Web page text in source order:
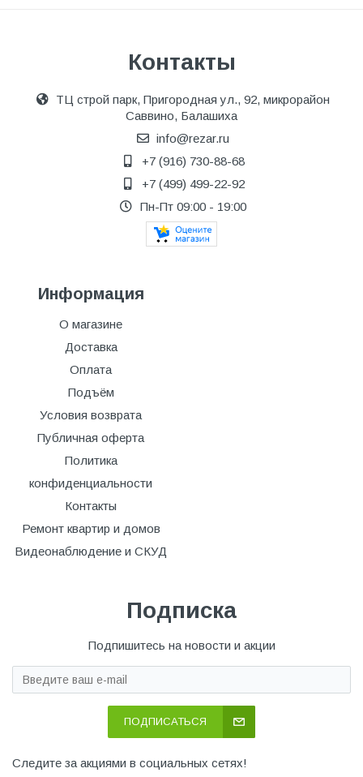
Контакты
ТЦ строй парк, Пригородная ул., 92, микрорайон
Саввино, Балашиха
info@rezar.ru
+7 (916) 730-88-68
+7 (499) 499-22-92
Пн-Пт 09:00 - 19:00
Информация
О магазине
Доставка
Оплата
Подъём
Условия возврата
Публичная оферта
Политика
конфиденциальности
Контакты
Ремонт квартир и домов
Видеонаблюдение и СКУД
Подписка
Подпишитесь на новости и акции
ПОДПИСАТЬСЯ
Следите за акциями в социальных сетях!